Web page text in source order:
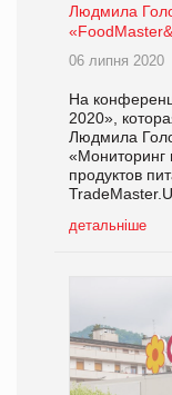
Людмила
06 липня 2020
На
2020»,
Людмила
«Мониторинг
продуктов
детальніше